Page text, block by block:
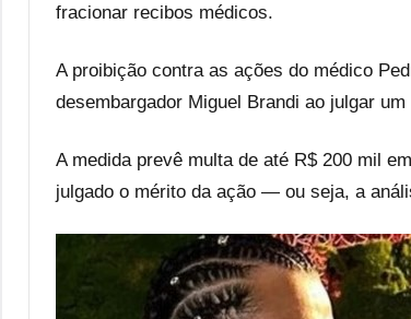
fracionar recibos médicos.
A proibição contra as ações do médico
desembargador Miguel Brandi ao julgar
A medida prevê multa de até R$ 200 mil
julgado o mérito da ação — ou seja, a